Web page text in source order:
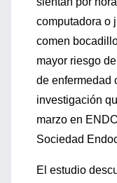
computadora o
comen
mayor riesgo
de enfermedad
investigación
marzo en
Sociedad
El estudio